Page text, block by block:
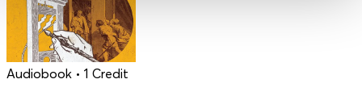
Audiobook • 1 Credit